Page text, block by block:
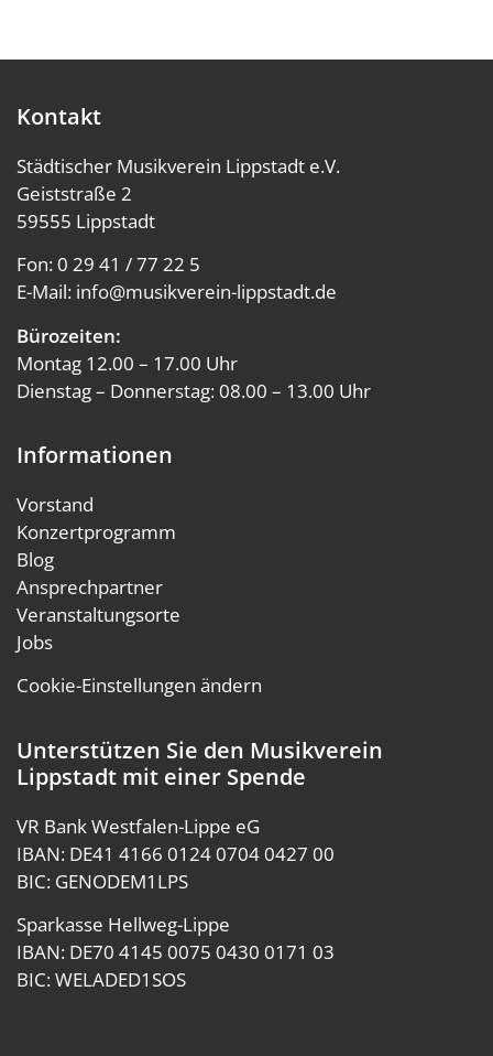
Kontakt
Städtischer Musikverein Lippstadt e.V.
Geiststraße 2
59555 Lippstadt
Fon: 0 29 41 / 77 22 5
E-Mail: info@musikverein-lippstadt.de
Bürozeiten:
Montag 12.00 – 17.00 Uhr
Dienstag – Donnerstag: 08.00 – 13.00 Uhr
Informationen
Vorstand
Konzertprogramm
Blog
Ansprechpartner
Veranstaltungsorte
Jobs
Cookie-Einstellungen ändern
Unterstützen Sie den Musikverein
Lippstadt mit einer Spende
VR Bank Westfalen-Lippe eG
IBAN: DE41 4166 0124 0704 0427 00
BIC: GENODEM1LPS
Sparkasse Hellweg-Lippe
IBAN: DE70 4145 0075 0430 0171 03
BIC: WELADED1SOS